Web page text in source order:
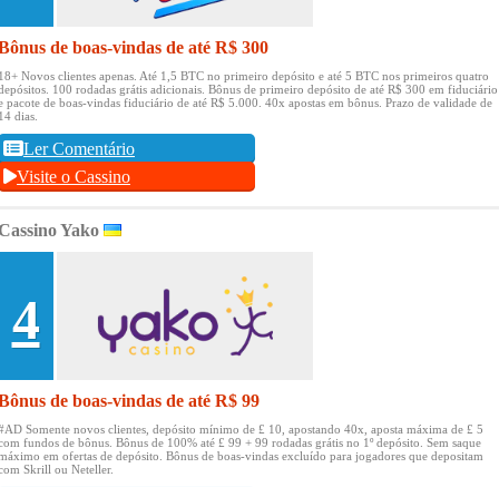
de boas-vindas de até R$ 300
Novos clientes apenas. Até 1,5 BTC no primeiro depósito e até 5 BTC nos primeiros quatro
100 rodadas grátis adicionais. Bônus de primeiro depósito de até R$ 300 em fiduciário
pacote de boas-vindas fiduciário de até R$ 5.000. 40x apostas em bônus. Prazo de validade de
dias.
Ler Comentário
Visite o Cassino
Yako
4
de boas-vindas de até R$ 99
Somente novos clientes, depósito mínimo de £ 10, apostando 40x, aposta máxima de £ 5
fundos de bônus. Bônus de 100% até £ 99 + 99 rodadas grátis no 1º depósito. Sem saque
em ofertas de depósito. Bônus de boas-vindas excluído para jogadores que depositam
Skrill ou Neteller.